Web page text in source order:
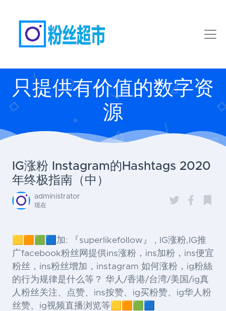
只提供有价值的数字资
源
IG涨粉 Instagram的Hashtags 2020
年终极指南（中）
administrator
现在
🟨🟧🟩🟦加: 『superlikefollow』 , IG涨粉,IG推
广facebook粉丝网提供ins涨粉，ins加粉，ins便宜
粉丝，ins粉丝增加，instagram 如何涨粉，ig粉絲
的行为规律是什么等？ 华人/香港/台湾/美国/ig真
人粉丝关注、点赞、ins按赞、ig买粉赞、ig华人粉
丝赞、ig视频直播浏览等🟨🟧🟩🟦